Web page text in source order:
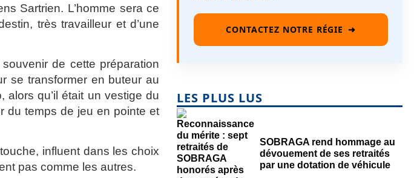
Sartrien. L’homme sera ce
très travailleur et d’une
de cette préparation
se transformer en buteur au
qu’il était un vestige du
du temps de jeu en pointe et
influent dans les choix
pas comme les autres.
CONTACTEZ NOTRE RÉGIE ➜
LES PLUS LUS
SOBRAGA rend hommage au
dévouement de ses retraités
par une dotation de véhicule